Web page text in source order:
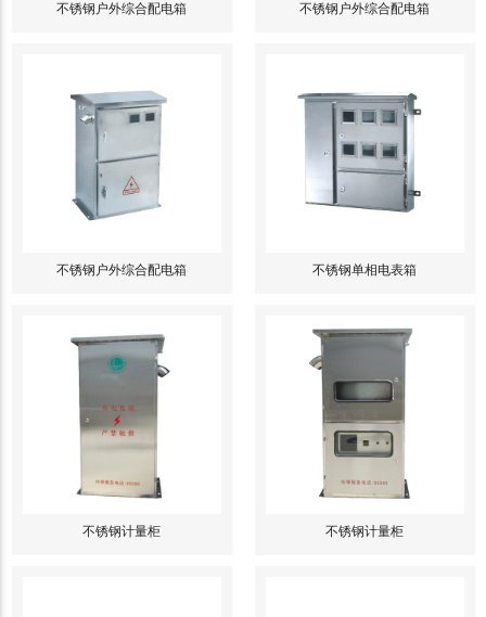
不锈钢户外综合配电箱 不锈钢户外综合配电箱
不锈钢户外综合配电箱 不锈钢单相电表箱
不锈钢计量柜 不锈钢计量柜